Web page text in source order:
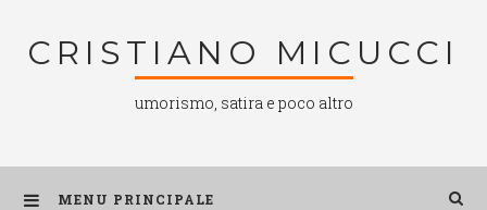
CRISTIANO MICUCCI
umorismo, satira e poco altro
MENU PRINCIPALE